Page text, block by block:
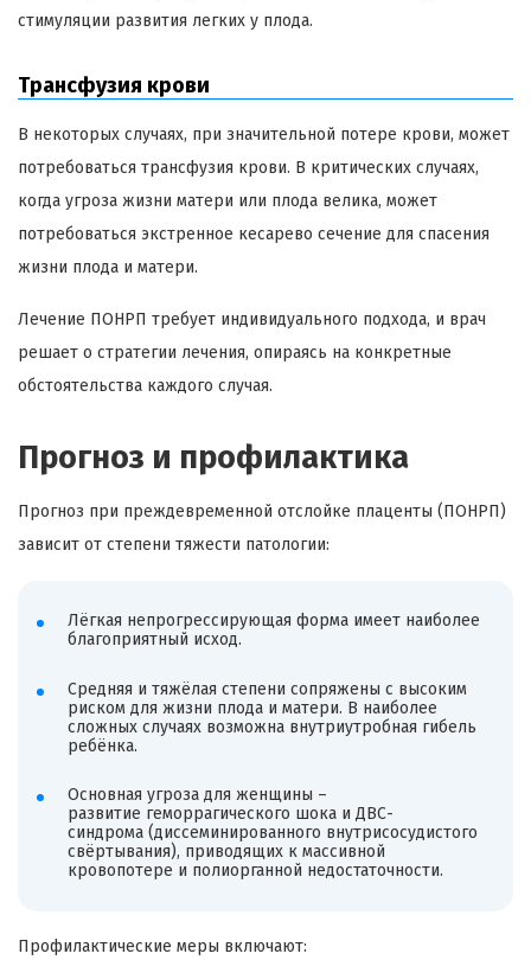
стимуляции развития легких у плода.
Трансфузия крови
В некоторых случаях, при значительной потере крови, может
потребоваться трансфузия крови. В критических случаях,
когда угроза жизни матери или плода велика, может
потребоваться экстренное кесарево сечение для спасения
жизни плода и матери.
Лечение ПОНРП требует индивидуального подхода, и врач
решает о стратегии лечения, опираясь на конкретные
обстоятельства каждого случая.
Прогноз и профилактика
Прогноз при преждевременной отслойке плаценты (ПОНРП)
зависит от степени тяжести патологии:
Лёгкая непрогрессирующая форма имеет наиболее
благоприятный исход.
Средняя и тяжёлая степени сопряжены с высоким
риском для жизни плода и матери. В наиболее
сложных случаях возможна внутриутробная гибель
ребёнка.
Основная угроза для женщины –
развитие геморрагического шока и ДВС-
синдрома (диссеминированного внутрисосудистого
свёртывания), приводящих к массивной
кровопотере и полиорганной недостаточности.
Профилактические меры включают: